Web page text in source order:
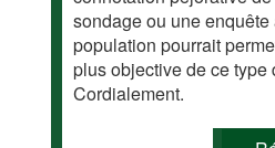
sondage ou une
population pourrait
plus objective de ce type
Cordialement.